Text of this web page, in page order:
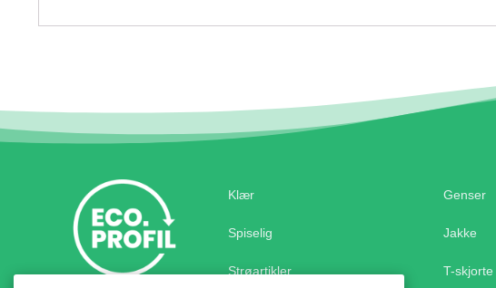
Klær
Spiselig
Strøartikler
Genser
Jakke
T-skjorte